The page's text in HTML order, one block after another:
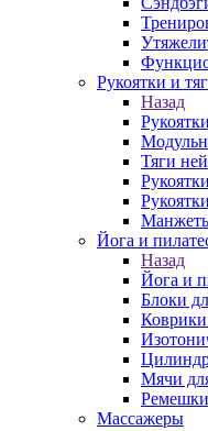
Рукоятки и
Назад
Тяги
Йога и
Назад
Йога и
Блоки
Мячи
Массажеры